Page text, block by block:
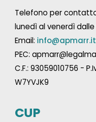
Telefono per contatto
lunedì al venerdì dalle
Email: info@apmarr.it
PEC:
C.F.: 93059010756 -
W7YVJK9
CUP